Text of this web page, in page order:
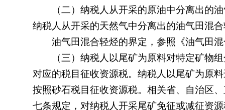
（二）纳税人从开采的原油中分离出的油
纳税人从开采的天然气中分离出的油气田混
油气田混合轻烃的界定，参照《油气田混
（三）纳税人以尾矿为原料对特定矿物组
对应的税目征收资源税。纳税人以尾矿为原
按照砂石税目征收资源税。相关省、自治区
七条规定，对纳税人开采尾矿免征或减征资